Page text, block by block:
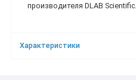
производителя DLAB Scientific.
Характеристики